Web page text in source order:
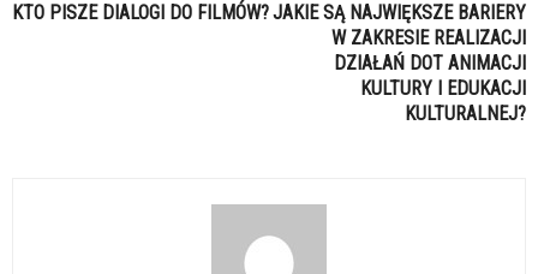
KTO PISZE DIALOGI DO FILMÓW?JAKIE SĄ NAJWIĘKSZE BARIERY
W ZAKRESIE REALIZACJI
DZIAŁAŃ DOT ANIMACJI
KULTURY I EDUKACJI
KULTURALNEJ?